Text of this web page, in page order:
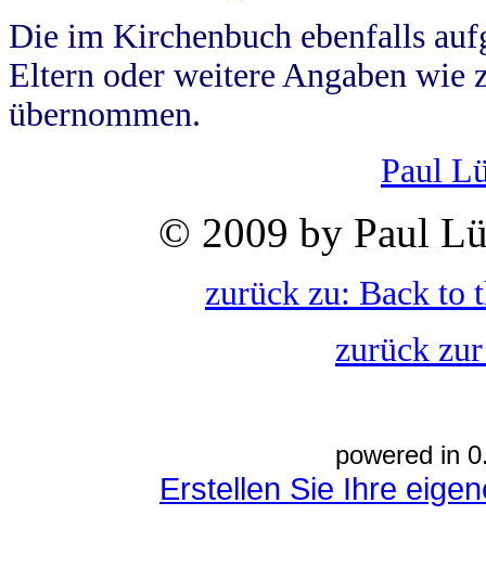
Die im Kirchenbuch ebenfalls
Eltern oder weitere Angaben wie
übernommen.
Paul
© 2009 by Paul
zurück zu: Back to
zurück
powered in
Erstellen Sie Ihre